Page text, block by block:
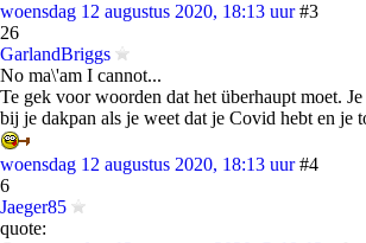
woensdag 12 augustus 2020, 18:13 uur #3
26
GarlandBriggs
No ma\'am I cannot...
Te gek voor woorden dat het überhaupt moet.
bij je dakpan als je weet dat je Covid hebt en je
woensdag 12 augustus 2020, 18:13 uur #4
6
Jaeger85
quote: